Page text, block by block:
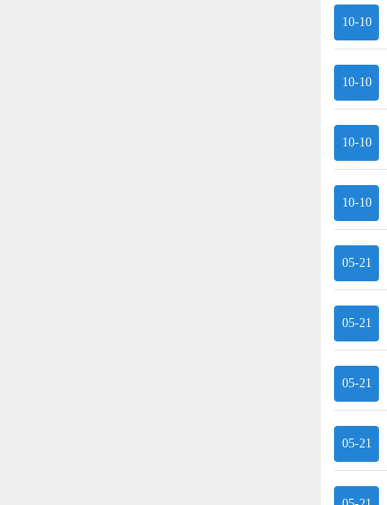
10-10
10-10
10-10
10-10
05-21
05-21
05-21
05-21